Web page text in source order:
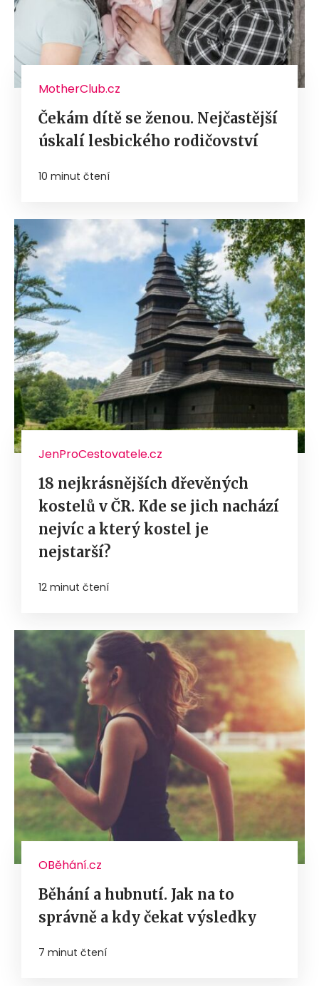
MotherClub.cz
Čekám dítě se ženou. Nejčastější
úskalí lesbického rodičovství
10 minut čtení
JenProCestovatele.cz
18 nejkrásnějších dřevěných
kostelů v ČR. Kde se jich nachází
nejvíc a který kostel je
nejstarší?
12 minut čtení
OBěhání.cz
Běhání a hubnutí. Jak na to
správně a kdy čekat výsledky
7 minut čtení